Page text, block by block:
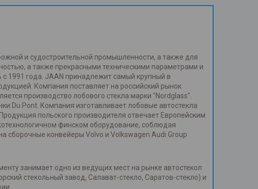
и судостроительной промышленности, а также для
а также прекрасными техническими параметрами и
1991 года. JAAN принадлежит самый крупный в
Компания поставляет на российский рынок
производство лобового стекла марки "Nordglass".
Du Pont. Компания изготавливает лобовые автостекла
польского производителя отвечает Европейским
финском оборудование, соблюдая
сборочные конвейеры Volvo и Volkswagen Audi Group
занимает одно из ведущих мест на рынке автостекол
стекольный завод, Салават-стекло, Саратов-стекло) и